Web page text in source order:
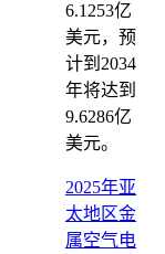
6.1253亿
美元，预
计到2034
年将达到
9.6286亿
美元。
2025年亚
太地区金
属空气电